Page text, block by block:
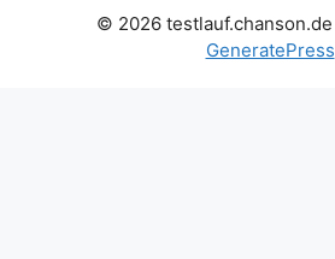
© 2026 testlauf.chanson.de
GeneratePress